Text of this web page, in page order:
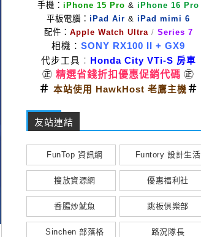
手機： iPhone 15 Pro & iPhone 16 Pro
平板電腦： iPad Air & iPad mimi 6
配件： Apple Watch Ultra / Series 7
相機： SONY RX100 II
+ GX9
代步工具 ： Honda City VTi-S 房車
㊣ 精選省錢折扣優惠促銷代碼 ㊣
＃ 本站使用 HawkHost 老鷹主機＃
友站連結
FunTop 資訊網 Funtory 設計生活
搜放資源網 優惠福利社
香腸炒魷魚 跳板俱樂部
Sinchen 部落格 路況隊長